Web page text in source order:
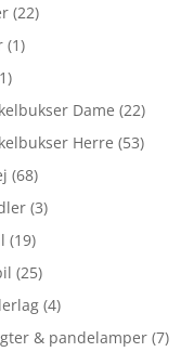
(22)
(1)
Dame (22)
Herre (53)
(68)
(3)
(19)
(25)
(4)
& pandelamper (7)